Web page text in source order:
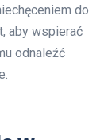
do
aby wspierać
odnaleźć